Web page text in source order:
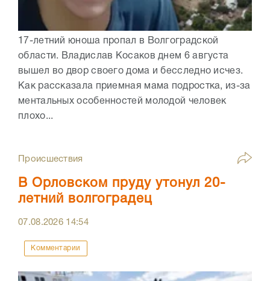
17-летний юноша пропал в Волгоградской
области. Владислав Косаков днем 6 августа
вышел во двор своего дома и бесследно исчез.
Как рассказала приемная мама подростка, из-за
ментальных особенностей молодой человек
плохо...
Происшествия
В Орловском пруду утонул 20-
летний волгоградец
07.08.2026 14:54
Комментарии